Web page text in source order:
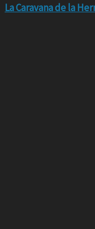
La Caravana de la